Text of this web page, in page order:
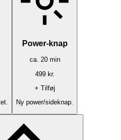
Power-knap
ca. 20min
499kr.
+ Tilføj
Ny power/sideknap.